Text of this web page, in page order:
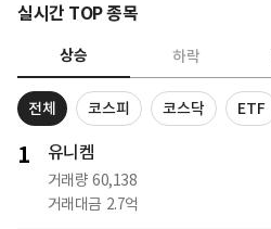
실시간 TOP 종목
상승 하락
전체 코스피 코스닥 ETF
1 유니켐
거래량 60,138
거래대금 2.7억